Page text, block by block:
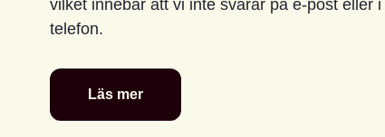
vilket innebär att vi inte svarar på e-post eller i
telefon.
Läs mer
Glad
sommar